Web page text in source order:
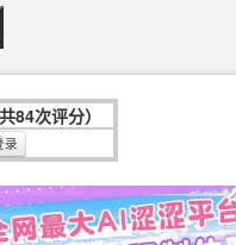
84次评分）
录